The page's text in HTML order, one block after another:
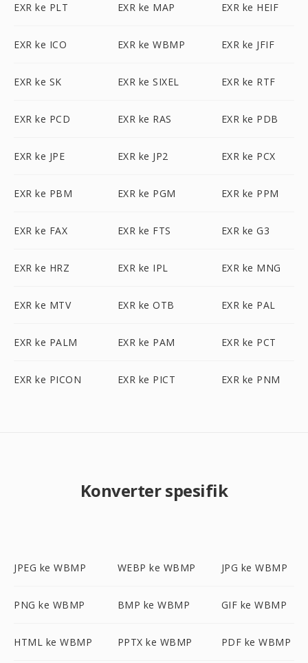
EXR ke PLT EXR ke MAP EXR ke HEIF
EXR ke ICO EXR ke WBMP EXR ke JFIF
EXR ke SK EXR ke SIXEL EXR ke RTF
EXR ke PCD EXR ke RAS EXR ke PDB
EXR ke JPE EXR ke JP2 EXR ke PCX
EXR ke PBM EXR ke PGM EXR ke PPM
EXR ke FAX EXR ke FTS EXR ke G3
EXR ke HRZ EXR ke IPL EXR ke MNG
EXR ke MTV EXR ke OTB EXR ke PAL
EXR ke PALM EXR ke PAM EXR ke PCT
EXR ke PICON EXR ke PICT EXR ke PNM
Konverter spesifik
JPEG ke WBMP WEBP ke WBMP JPG ke WBMP
PNG ke WBMP BMP ke WBMP GIF ke WBMP
HTML ke WBMP PPTX ke WBMP PDF ke WBMP